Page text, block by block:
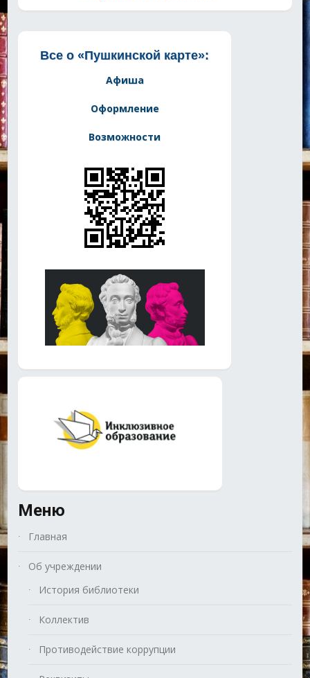
Все о «Пушкинской карте»:
Афиша
Оформление
Возможности
Меню
Главная
Об учреждении
История библиотеки
Коллектив
Противодействие коррупции